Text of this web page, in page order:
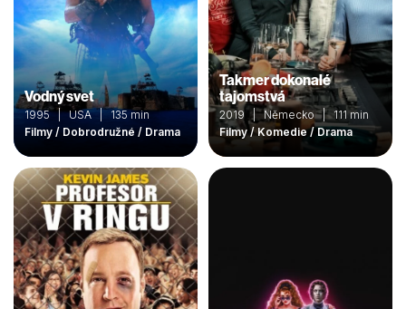
Vodný svet
1995 | USA | 135 min
Filmy / Dobrodružné / Drama
Takmer dokonalé
tajomstvá
2019 | Německo | 111 min
Filmy / Komedie / Drama